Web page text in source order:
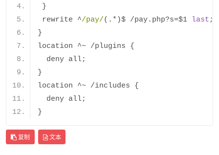
}
rewrite ^/pay/(.*)$ /pay. php?s=$1 last ;
}
location ^~ /plugins {
  deny all
;
}
location ^~ /includes {
  deny all
;
}
复制 文本